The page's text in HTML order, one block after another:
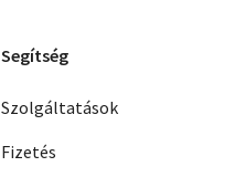
Segítség
Szolgáltatások
Fizetés